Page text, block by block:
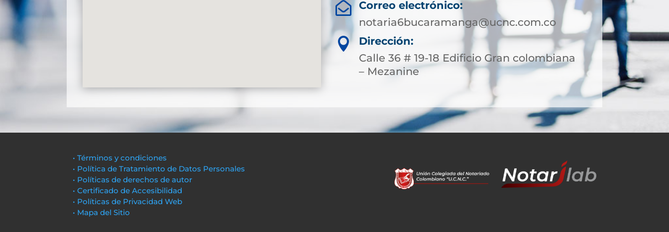

Correo electrónico:
notaria6bucaramanga@ucnc.com.co

Dirección:
Calle 36 # 19-18 Edificio Gran colombiana
– Mezanine
• Términos y condiciones
• Política de Tratamiento de Datos Personales
• Políticas de derechos de autor
• Certificado de Accesibilidad
• Políticas de Privacidad Web
• Mapa del Sitio